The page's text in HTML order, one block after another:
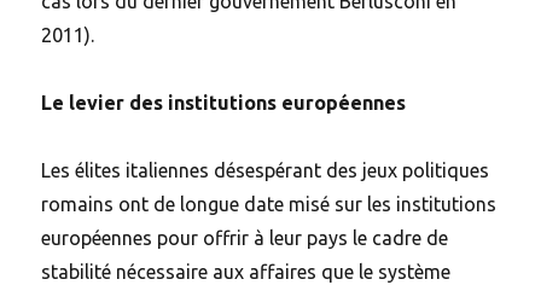
2011).
Le levier des institutions européennes
Les élites italiennes désespérant des jeux politiques
romains ont de longue date misé sur les institutions
européennes pour offrir à leur pays le cadre de
stabilité nécessaire aux affaires que le système